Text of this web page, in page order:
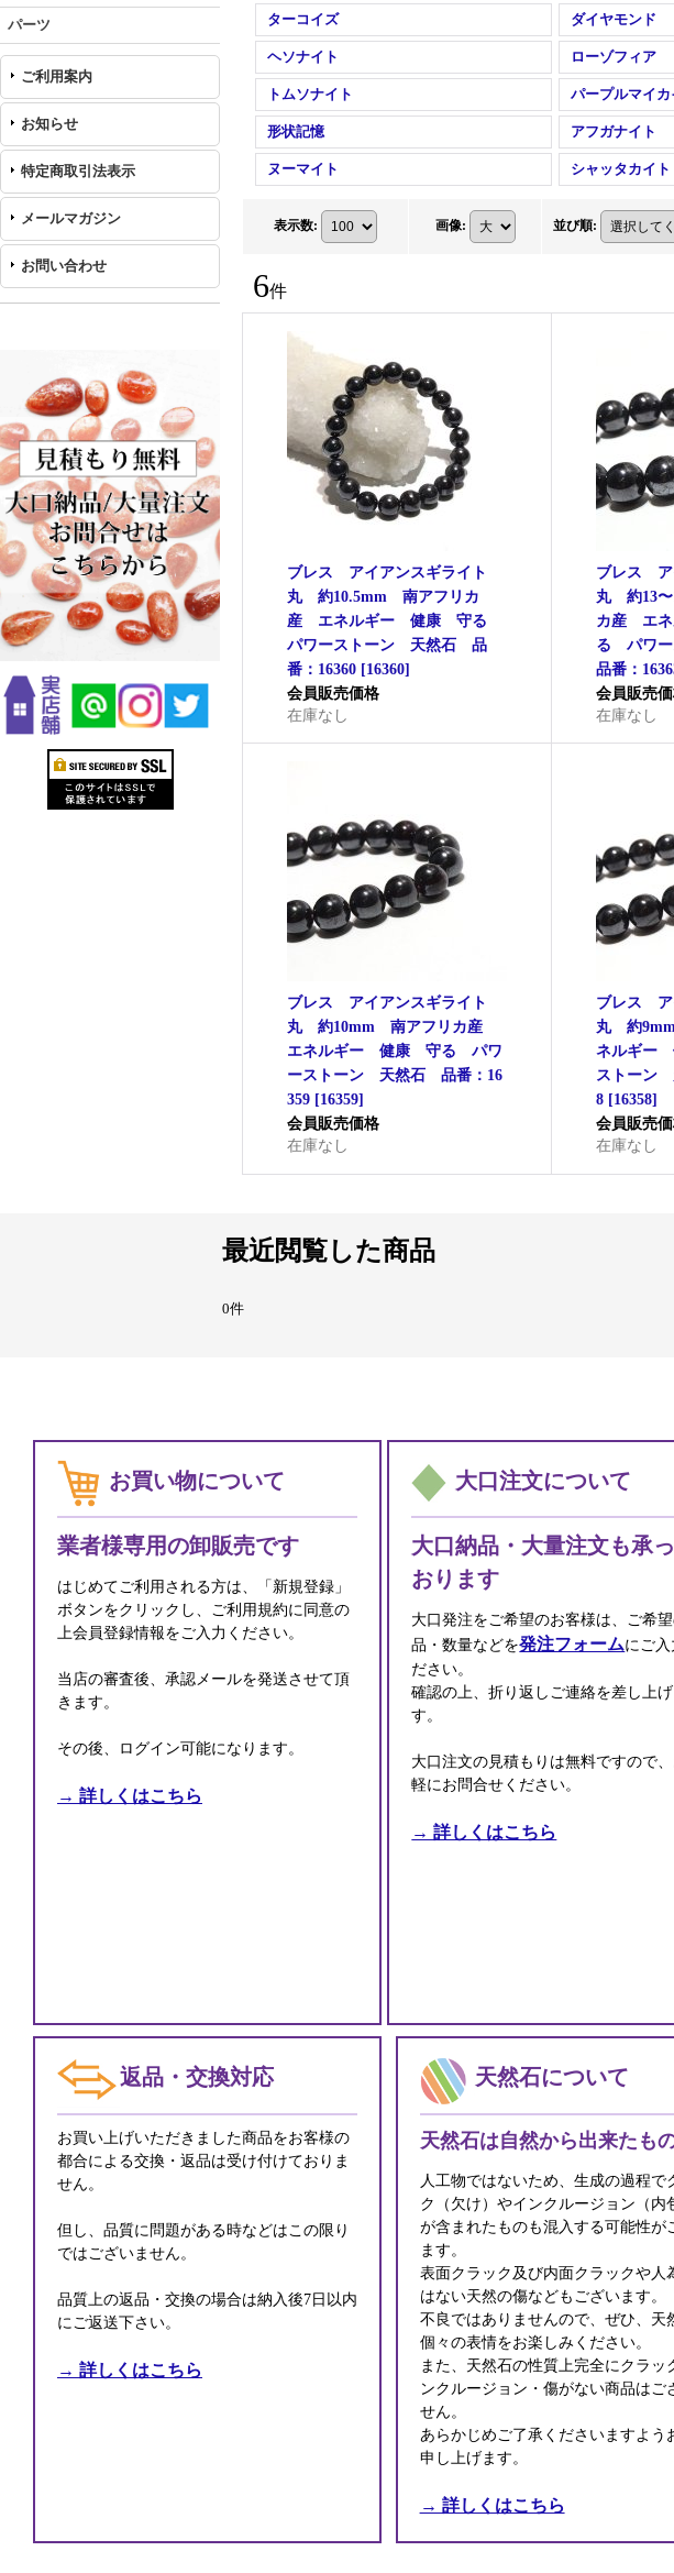
パーツ
ご利用案内
お知らせ
特定商取引法表示
メールマガジン
お問い合わせ
ターコイズ ダイヤモンド
ヘソナイト ローゾフィア
トムソナイト パープルマイ
形状記憶 アフガナイト
ヌーマイト シャッタカイト
表示数: 画像: 並び順:
6件
ブレス アイアンスギライト
丸 約10.5mm 南アフリカ
産 エネルギー 健康 守る
パワーストーン 天然石 品
番：16360 [16360]
会員販売価格
在庫なし
ブレス ア
丸 約13〜
カ産 エ
る パワ
品番：
会員販売
在庫なし
ブレス アイアンスギライト
丸 約10mm 南アフリカ産
エネルギー 健康 守る パワ
ーストーン 天然石 品番：16
359 [16359]
会員販売価格
在庫なし
ブレス ア
丸 約
ネルギー
ストーン
8 [16358]
会員販売
在庫なし
最近閲覧した商品
0件
お買い物について
業者様専用の卸販売です
はじめてご利用される方は、「新規登録」
ボタンをクリックし、ご利用規約に同意の
上会員登録情報をご入力ください。
当店の審査後、承認メールを発送させて頂
きます。
その後、ログイン可能になります。
→ 詳しくはこちら
大口注文について
大口納品・大量注文も承
おります
大口発注をご希望のお客様は、ご希
品・数量などを発注フォームにご入
ださい。
確認の上、折り返しご連絡を差し上げ
す。
大口注文の見積もりは無料ですので
軽にお問合せください。
→ 詳しくはこちら
返品・交換対応
お買い上げいただきました商品をお客様の
都合による交換・返品は受け付けておりま
せん。
但し、品質に問題がある時などはこの限り
ではございません。
品質上の返品・交換の場合は納入後7日以内
にご返送下さい。
→ 詳しくはこちら
天然石について
天然石は自然から出来たも
人工物ではないため、生成の過程で
ク（欠け）やインクルージョン（内
が含まれたものも混入する可能性が
ます。
表面クラック及び内面クラックや人
はない天然の傷などもございます。
不良ではありませんので、ぜひ、天
個々の表情をお楽しみください。
また、天然石の性質上完全にクラッ
ンクルージョン・傷がない商品はご
せん。
あらかじめご了承くださいますよう
申し上げます。
→ 詳しくはこちら